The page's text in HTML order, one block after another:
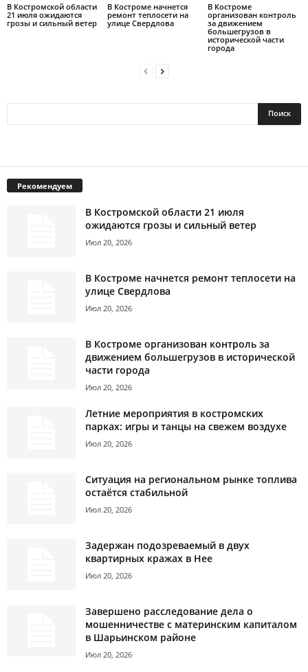
В Костромской области
21 июля ожидаются
грозы и сильный ветер
В Костроме начнется
ремонт теплосети на
улице Свердлова
В Костроме
организован контроль
за движением
большегрузов в
исторической части
города
Рекомендуем
В Костромской области 21 июля
ожидаются грозы и сильный ветер
Июл 20, 2026
В Костроме начнется ремонт теплосети на
улице Свердлова
Июл 20, 2026
В Костроме организован контроль за
движением большегрузов в исторической
части города
Июл 20, 2026
Летние мероприятия в костромских
парках: игры и танцы на свежем воздухе
Июл 20, 2026
Ситуация на региональном рынке топлива
остаётся стабильной
Июл 20, 2026
Задержан подозреваемый в двух
квартирных кражах в Нее
Июл 20, 2026
Завершено расследование дела о
мошенничестве с материнским капиталом
в Шарьинском районе
Июл 20, 2026